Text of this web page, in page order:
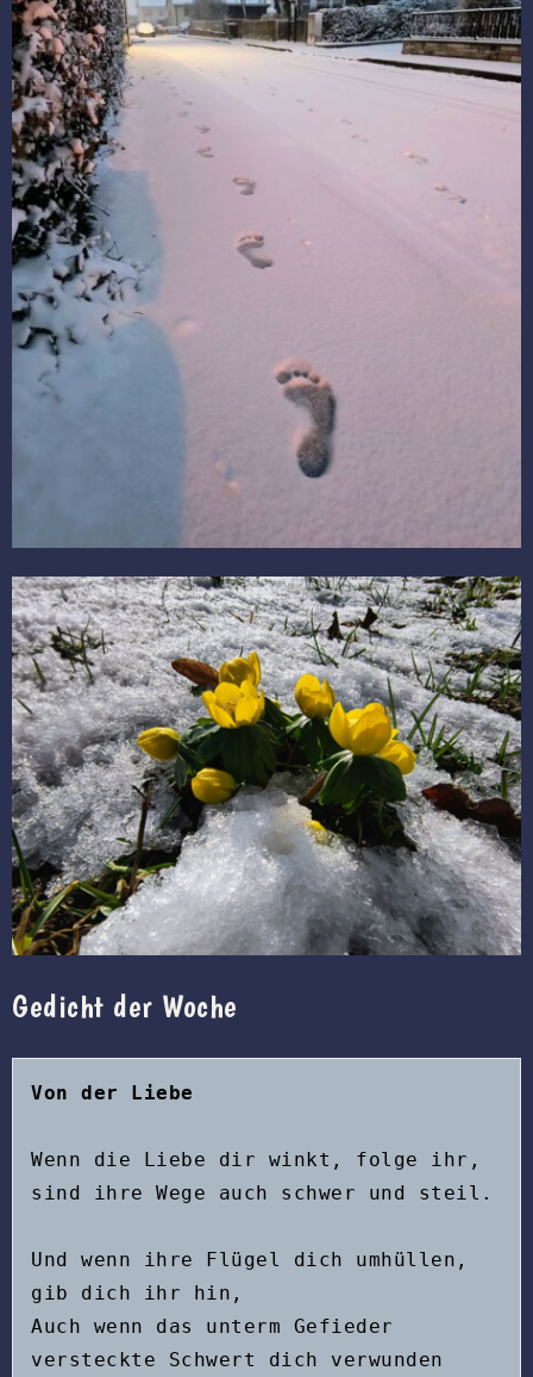
Gedicht der Woche
Von der Liebe
Wenn die Liebe dir winkt, folge ihr,
sind ihre Wege auch schwer und steil.
Und wenn ihre Flügel dich umhüllen,
gib dich ihr hin,
Auch wenn das unterm Gefieder
versteckte Schwert dich verwunden